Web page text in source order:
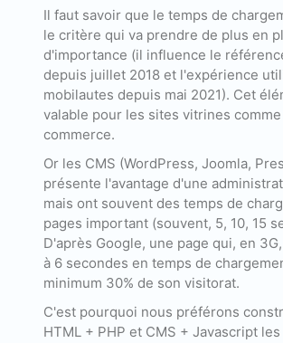
Il faut savoir que le temps de
le critère qui va prendre de plus en
d'importance (il influence le
depuis juillet 2018 et l'expérience
mobilautes depuis mai 2021). Cet
valable pour les sites vitrines
commerce.
Or les CMS (WordPress, Joomla,
présente l'avantage d'une
mais ont souvent des temps de
pages important (souvent, 5, 10, 15
D'après Google, une page qui, en
à 6 secondes en temps de
minimum 30% de son visitorat.
C'est pourquoi nous préférons
HTML + PHP et CMS + Javascript